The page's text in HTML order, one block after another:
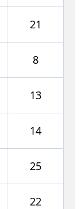
21
8
13
14
25
22